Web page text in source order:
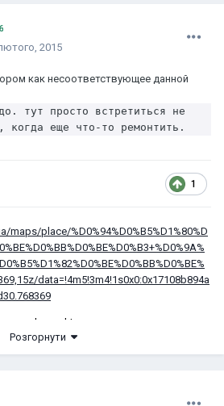
2015
как несоответствующее данной
тут просто встретиться не
когда еще что-то ремонтить.
1
place/%D0%94%D0%B5%D1%80%D
data=!4m5!3m4!1s0x0:0x17108b894a
y mucho rock!
Розгорнути